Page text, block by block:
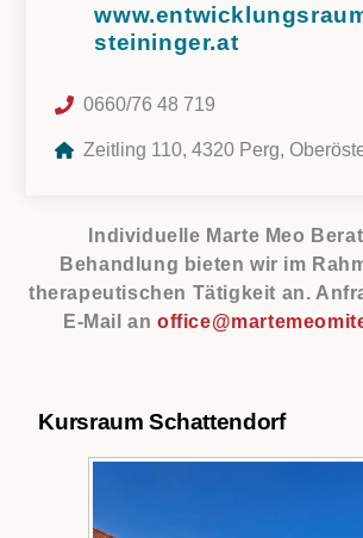
steininger.at
0660/76 48 719
Zeitling 110, 4320 Perg,
Individuelle Marte Meo
Behandlung bieten wir im
therapeutischen Tätigkeit an.
E-Mail an
Kursraum Schattendorf